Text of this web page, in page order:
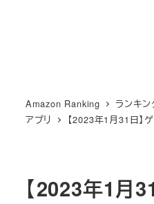
Amazon Ranking ランキン
アプリ
【2023年1月31日】
【2023年1月